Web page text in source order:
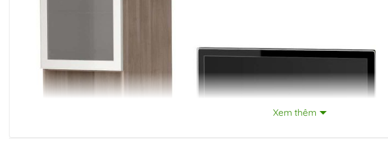
Xem thêm